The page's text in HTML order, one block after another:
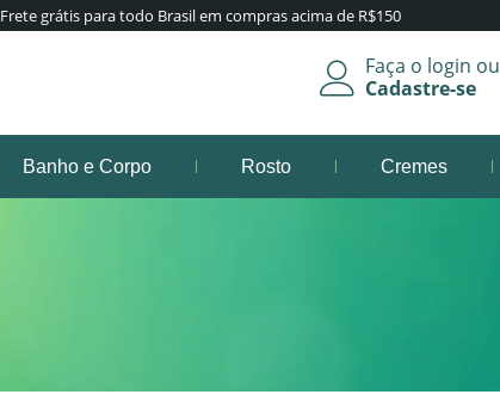
Frete grátis para todo Brasil em compras acima de R$150
Faça o login ou
Cadastre-se
Banho e Corpo Rosto Cremes